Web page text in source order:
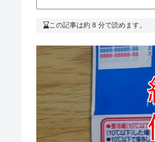
この記事は約 8 分で読めます。